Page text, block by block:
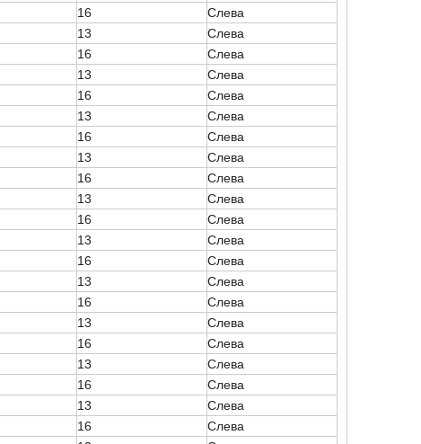
16
Слева
13
Слева
16
Слева
13
Слева
16
Слева
13
Слева
16
Слева
13
Слева
16
Слева
13
Слева
16
Слева
13
Слева
16
Слева
13
Слева
16
Слева
13
Слева
16
Слева
13
Слева
16
Слева
13
Слева
16
Слева